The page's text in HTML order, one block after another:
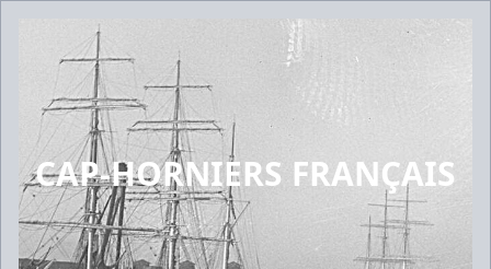
CAP-HORNIERS FRANÇAIS